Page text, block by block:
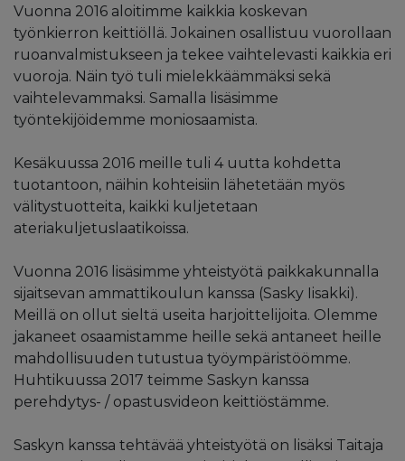
Vuonna 2016 aloitimme kaikkia koskevan
työnkierron keittiöllä. Jokainen osallistuu vuorollaan
ruoanvalmistukseen ja tekee vaihtelevasti kaikkia eri
vuoroja. Näin työ tuli mielekkäämmäksi sekä
vaihtelevammaksi. Samalla lisäsimme
työntekijöidemme moniosaamista.
Kesäkuussa 2016 meille tuli 4 uutta kohdetta
tuotantoon, näihin kohteisiin lähetetään myös
välitystuotteita, kaikki kuljetetaan
ateriakuljetuslaatikoissa.
Vuonna 2016 lisäsimme yhteistyötä paikkakunnalla
sijaitsevan ammattikoulun kanssa (Sasky Iisakki).
Meillä on ollut sieltä useita harjoittelijoita. Olemme
jakaneet osaamistamme heille sekä antaneet heille
mahdollisuuden tutustua työympäristöömme.
Huhtikuussa 2017 teimme Saskyn kanssa
perehdytys- / opastusvideon keittiöstämme.
Saskyn kanssa tehtävää yhteistyötä on lisäksi Taitaja